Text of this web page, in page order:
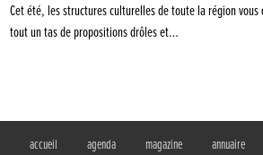
Cet été, les structures culturelles de toute la région vous
tout un tas de propositions drôles et…
accueil agenda magazine annuaire